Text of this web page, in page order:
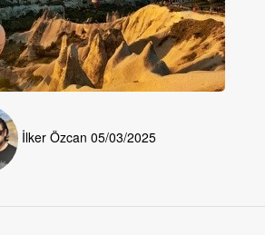
İlker Özcan 05/03/2025